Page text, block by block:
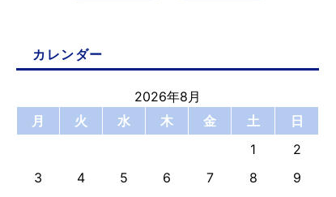
カレンダー
2026年8月
月
火 水 木 金 土
日
1
2
3
4 5 6 7 8
9